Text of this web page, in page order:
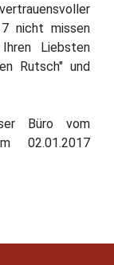
nicht missen
Liebsten
Rutsch" und
Büro vom
02.01.2017